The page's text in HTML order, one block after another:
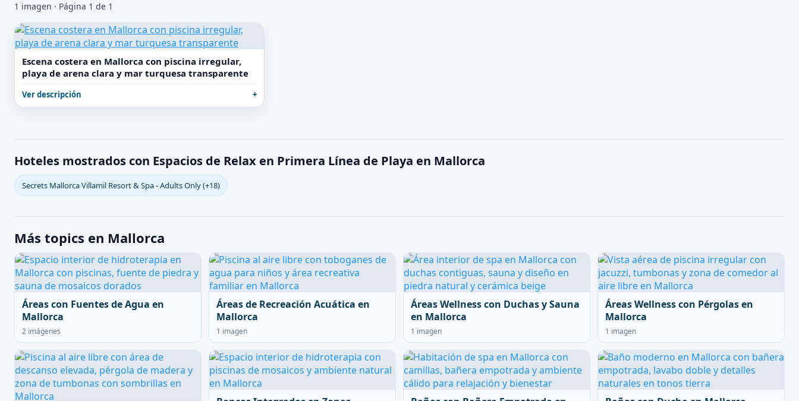
1 imagen · Página 1 de 1
Escena costera en Mallorca con piscina irregular,
playa de arena clara y mar turquesa transparente
Ver descripción
Hoteles mostrados con Espacios de Relax en Primera Línea de Playa en Mallorca
Secrets Mallorca Villamil Resort & Spa - Adults Only (+18)
Más topics en Mallorca
Áreas con Fuentes de Agua en
Mallorca
2 imágenes
Áreas de Recreación Acuática en
Mallorca
1 imagen
Áreas Wellness con Duchas y Sauna
en Mallorca
1 imagen
Áreas Wellness con Pérgolas en
Mallorca
1 imagen